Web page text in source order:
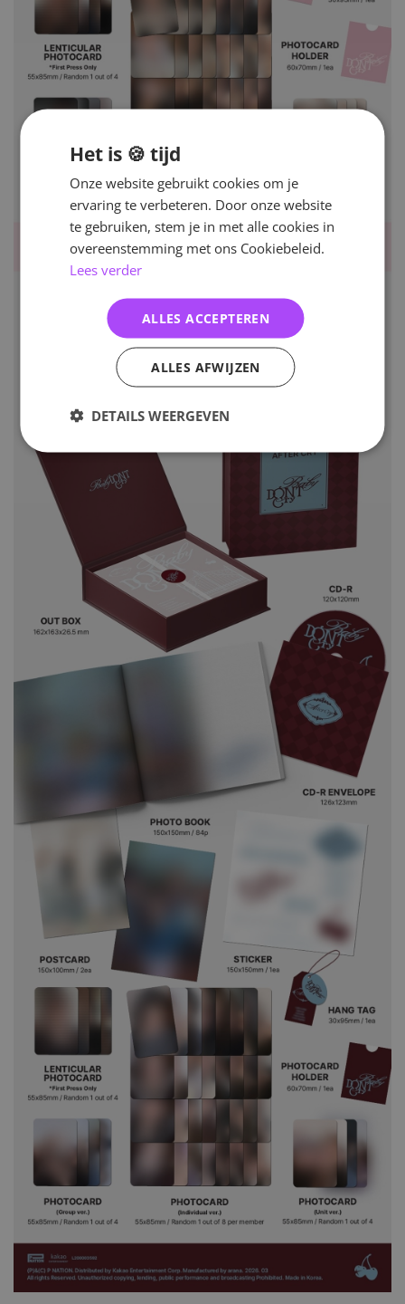
Het is 🍪 tijd
Onze website gebruikt cookies om je
ervaring te verbeteren. Door onze website
te gebruiken, stem je in met alle cookies in
overeenstemming met ons Cookiebeleid.
Lees verder
ALLES ACCEPTEREN
ALLES AFWIJZEN
DETAILS WEERGEVEN